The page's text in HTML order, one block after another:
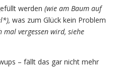
werden (wie am Baum auf
was zum Glück kein Problem
vergessen wird, siehe
– fällt das gar nicht mehr